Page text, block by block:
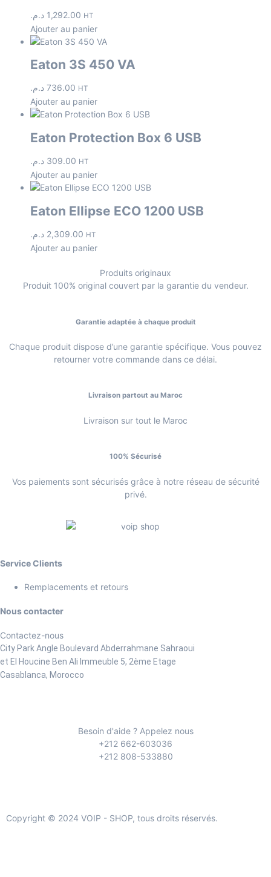
1,292.00 د.م. HT
Ajouter au panier
Eaton 3S 450 VA
736.00 د.م. HT
Ajouter au panier
Eaton Protection Box 6 USB
309.00 د.م. HT
Ajouter au panier
Eaton Ellipse ECO 1200 USB
2,309.00 د.م. HT
Ajouter au panier
Produits originaux
Produit 100% original couvert par la garantie du vendeur.
Garantie adaptée à chaque produit
Chaque produit dispose d’une garantie spécifique. Vous pouvez
retourner votre commande dans ce délai.
Livraison partout au Maroc
Livraison sur tout le Maroc
100% Sécurisé
Vos paiements sont sécurisés grâce à notre réseau de sécurité
privé.
Service Clients
Remplacements et retours
Nous contacter
Contactez-nous
City Park Angle Boulevard Abderrahmane Sahraoui
et El Houcine Ben Ali Immeuble 5, 2ème Etage
Casablanca, Morocco
Besoin d'aide ? Appelez nous
+212 662-603036
+212 808-533880
Copyright © 2024 VOIP - SHOP, tous droits réservés.